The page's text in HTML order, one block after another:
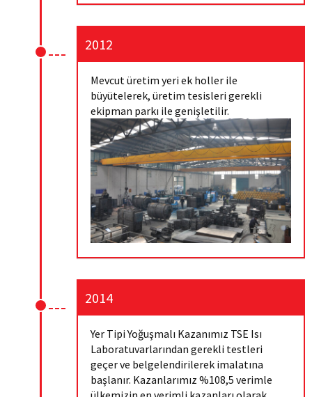
2012
Mevcut üretim yeri ek holler ile
büyütelerek, üretim tesisleri gerekli
ekipman parkı ile genişletilir.
2014
Yer Tipi Yoğuşmalı Kazanımız TSE Isı
Laboratuvarlarından gerekli testleri
geçer ve belgelendirilerek imalatına
başlanır. Kazanlarımız %108,5 verimle